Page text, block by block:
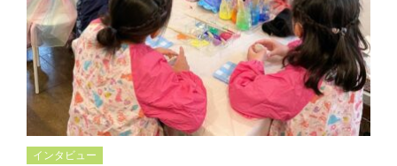
インタビュー